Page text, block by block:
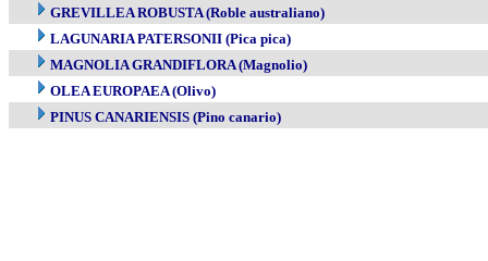
GREVILLEA ROBUSTA (Roble australiano)
LAGUNARIA PATERSONII (Pica pica)
MAGNOLIA GRANDIFLORA (Magnolio)
OLEA EUROPAEA (Olivo)
PINUS CANARIENSIS (Pino canario)